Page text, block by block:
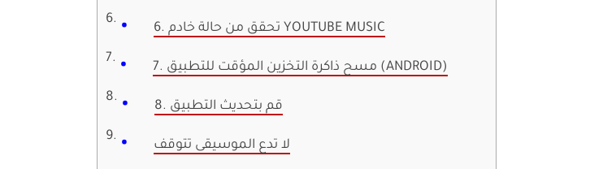
6. تحقق من حالة خادم YOUTUBE MUSIC
7. مسح ذاكرة التخزين المؤقت للتطبيق (ANDROID)
8. قم بتحديث التطبيق
لا تدع الموسيقى تتوقف